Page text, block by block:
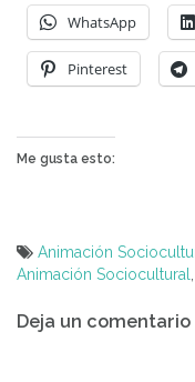
WhatsApp
Pinterest
Me gusta esto:
Animación
Animación Sociocultural
de
Deja un comentario